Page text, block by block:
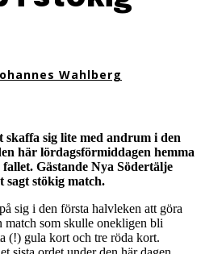
Wahlberg
sig lite med andrum i den
här lördagsförmiddagen hemma
Gästande Nya Södertälje
sagt stökig match.
sig i den första halvleken att göra
som skulle onekligen bli
(!) gula kort och tre röda kort.